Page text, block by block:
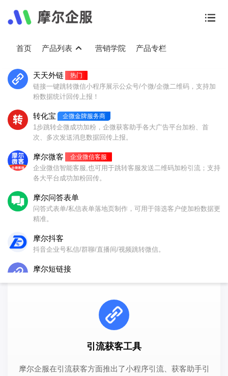
首页 产品列表 营销学院 产品专栏
联系微信客服 进入控制台
天天外链 热门
链接一键跳转微信小程序展示公众号/个微/企微二维码，支持加
粉数据统计回传上报！
转化宝 企微金牌服务商
1步跳转企微成功加粉，企微获客助手各大广告平台加粉、首
次、多次发送消息数据回传上报。
摩尔微客 企业微信客服
企业微信智能客服,也可用于跳转客服发送二维码加粉引流；支持
各大平台成功加粉回传。
摩尔问答表单
问答式表单/私信表单落地页制作，可用于筛选客户使加粉数据更
精准。
摩尔抖客
抖音企业号私信/群聊/直播间/视频跳转微信。
摩尔短链接
付费落地页/付费进群/知识付费系统搭建，支持个人/企业收款。
抖音私信卡片，微信/知乎等分享图文卡片制作。
企业微信联系我/群聊二维码生成，智能分配/自动打标签/渠道统
公众号小程序企微加粉引流神
器
频号等;兼容短信、邮件、知乎、百度、QQ、头条、抖音、微
博、H5网页等市面上几乎所有APP。
深入了解用户需求，致力打造最好用的企业专业运营管理工
具。
引流获客工具
摩尔企服在引流获客方面推出了小程序引流、获客助手引